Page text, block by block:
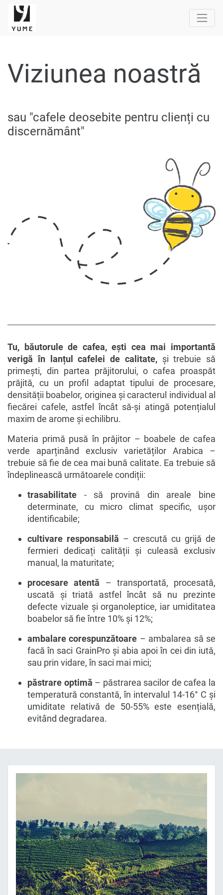
Viziunea noastră
sau "cafele deosebite pentru clienți cu
discernământ"
Tu, băutorule de cafea, ești cea mai importantă
verigă în lanțul cafelei de calitate, și trebuie să
primești, din partea prăjitorului, o cafea proaspăt
prăjită, cu un profil adaptat tipului de procesare,
densității boabelor, originea și caracterul individual al
fiecărei cafele, astfel încât să-și atingă potențialul
maxim de arome și echilibru.
Materia primă pusă în prăjitor – boabele de cafea
verde aparținând exclusiv varietăților Arabica –
trebuie să fie de cea mai bună calitate. Ea trebuie să
îndeplinească următoarele condiții:
trasabilitate - să provină din areale bine
determinate, cu micro climat specific, ușor
identificabile;
cultivare responsabilă – crescută cu grijă de
fermieri dedicați calității și culeasă exclusiv
manual, la maturitate;
procesare atentă – transportată, procesată,
uscată și triată astfel încât să nu prezinte
defecte vizuale și organoleptice, iar umiditatea
boabelor să fie între 10% și 12%;
ambalare corespunzătoare – ambalarea să se
facă în saci GrainPro și abia apoi în cei din iută,
sau prin vidare, în saci mai mici;
păstrare optimă – păstrarea sacilor de cafea la
temperatură constantă, în intervalul 14-16° C și
umiditate relativă de 50-55% este esențială,
evitând degradarea.